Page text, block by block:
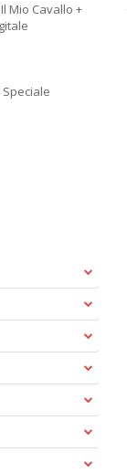
Mio Cavallo +